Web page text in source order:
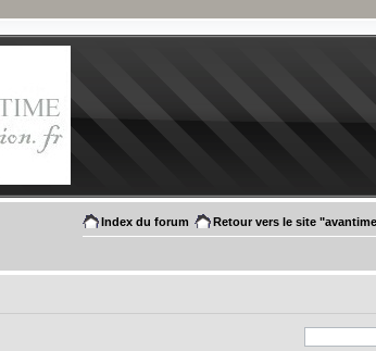
Index du forum Retour vers le site